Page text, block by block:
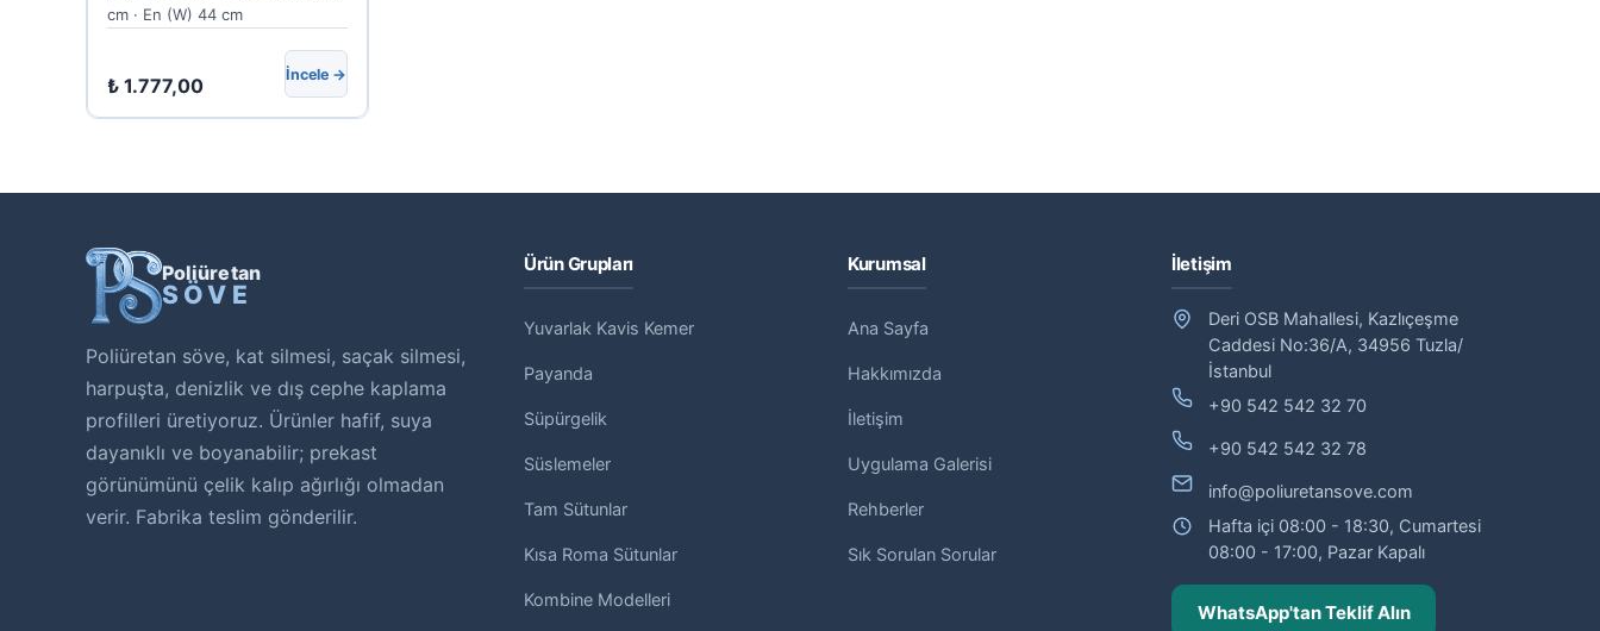
cm · En (W) 44 cm
₺ 1.777,00 İncele →
Poliüretan
SÖVE
Poliüretan söve, kat silmesi, saçak silmesi,
harpuşta, denizlik ve dış cephe kaplama
profilleri üretiyoruz. Ürünler hafif, suya
dayanıklı ve boyanabilir; prekast
görünümünü çelik kalıp ağırlığı olmadan
verir. Fabrika teslim gönderilir.
Ürün Grupları
Yuvarlak Kavis Kemer
Payanda
Süpürgelik
Süslemeler
Tam Sütunlar
Kısa Roma Sütunlar
Kombine Modelleri
Kurumsal
Ana Sayfa
Hakkımızda
İletişim
Uygulama Galerisi
Rehberler
Sık Sorulan Sorular
İletişim
Deri OSB Mahallesi, Kazlıçeşme
Caddesi No:36/A, 34956 Tuzla/
İstanbul
+90 542 542 32 70
+90 542 542 32 78
info@poliuretansove.com
Hafta içi 08:00 - 18:30, Cumartesi
08:00 - 17:00, Pazar Kapalı
WhatsApp'tan Teklif Alın